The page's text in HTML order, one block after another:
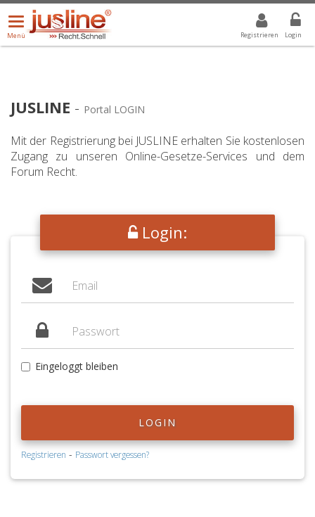
Registrieren Login
Menü
öffnen/schließen
Menü
ALLE DROPDOWN: GEWÄHLTER WERT IST ALLE
JUSLINE - Portal LOGIN
Mit der Registrierung bei JUSLINE erhalten Sie kostenlosen
Zugang zu unseren Online-Gesetze-Services und dem
Forum Recht.
Login:
Eingeloggt bleiben
LOGIN
Registrieren - Passwort vergessen?